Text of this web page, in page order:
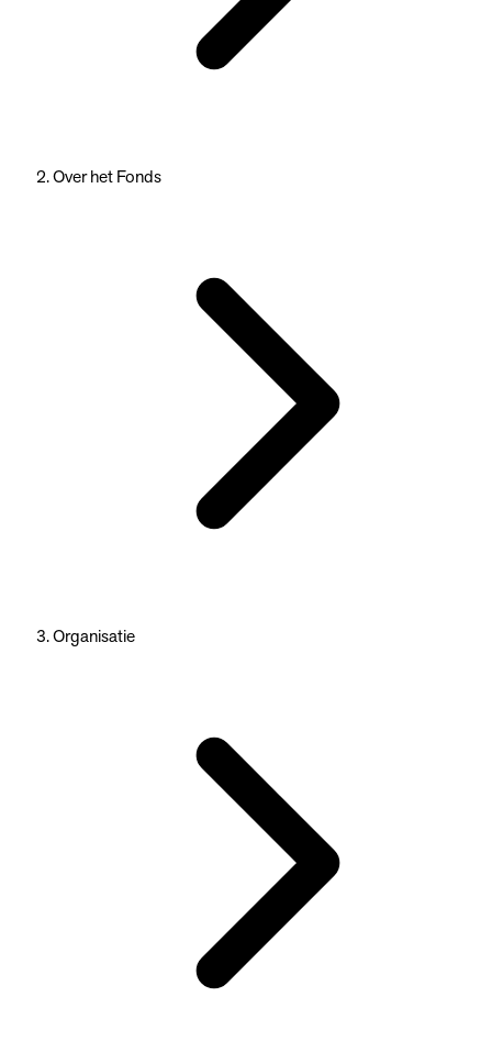
Over het Fonds
Organisatie